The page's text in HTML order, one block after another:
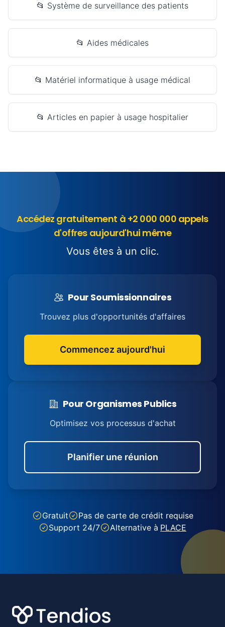
📂 Système de surveillance des patients
📂 Aides médicales
📂 Matériel informatique à usage médical
📂 Articles en papier à usage hospitalier
Accédez gratuitement à +2 000 000 appels
d'offres aujourd'hui même
Vous êtes à un clic.
Pour Soumissionnaires
Trouvez plus d'opportunités d'affaires
Commencez aujourd'hui
Pour Organismes Publics
Optimisez vos processus d'achat
Planifier une réunion
Gratuit
Pas de carte de crédit requise
Support 24/7
Alternative à PLACE